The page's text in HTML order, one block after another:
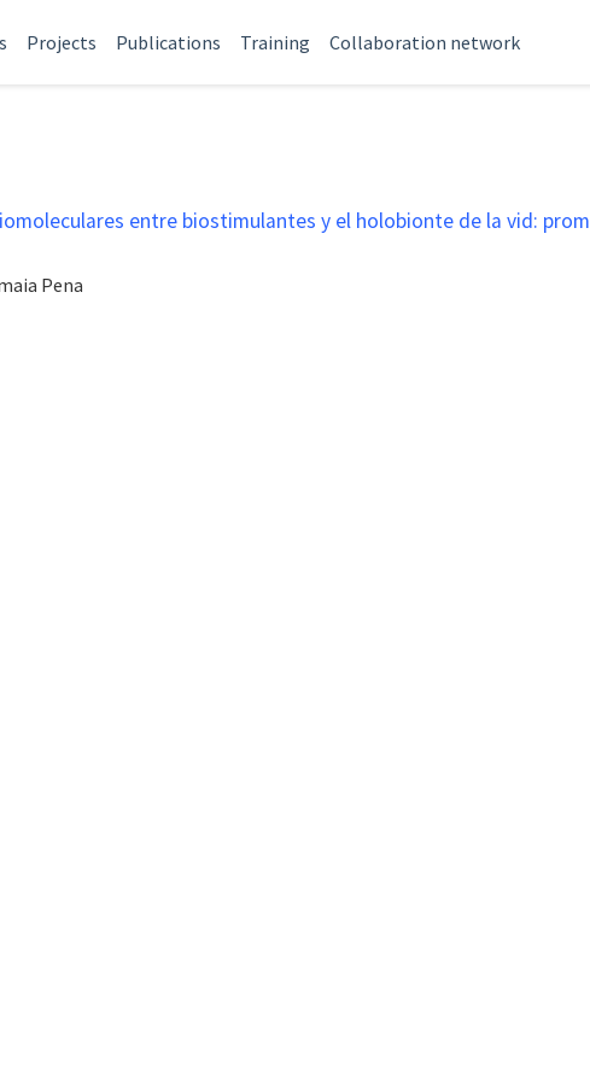
Projects Publications Training Collaboration network
entre biostimulantes y el holobionte de la vid:
Pena